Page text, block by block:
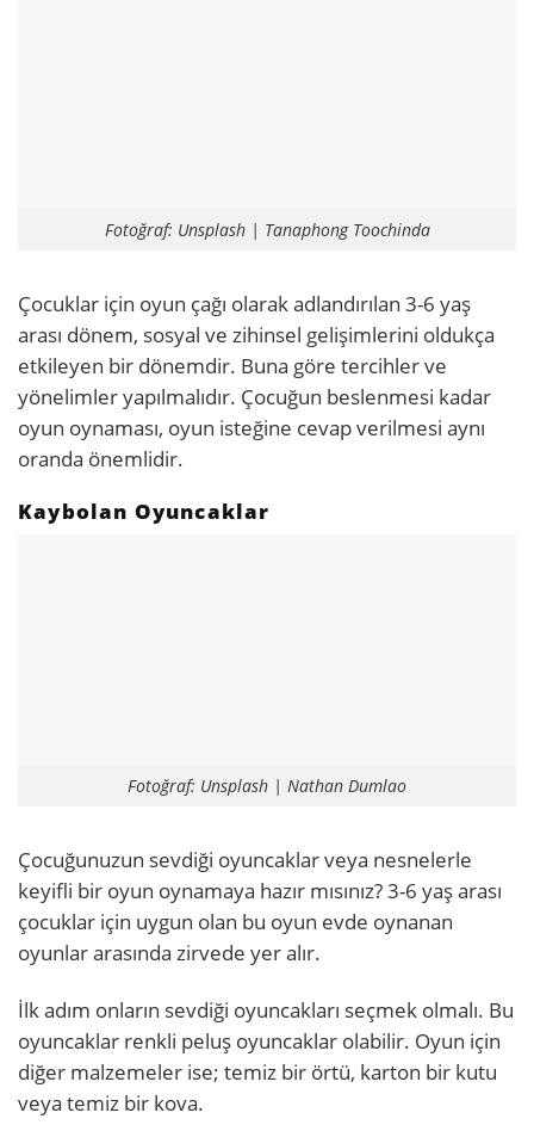
Fotoğraf: Unsplash | Tanaphong Toochinda
Çocuklar için oyun çağı olarak adlandırılan 3-6 yaş
arası dönem, sosyal ve zihinsel gelişimlerini oldukça
etkileyen bir dönemdir. Buna göre tercihler ve
yönelimler yapılmalıdır. Çocuğun beslenmesi kadar
oyun oynaması, oyun isteğine cevap verilmesi aynı
oranda önemlidir.
Kaybolan Oyuncaklar
Fotoğraf: Unsplash | Nathan Dumlao
Çocuğunuzun sevdiği oyuncaklar veya nesnelerle
keyifli bir oyun oynamaya hazır mısınız? 3-6 yaş arası
çocuklar için uygun olan bu oyun evde oynanan
oyunlar arasında zirvede yer alır.
İlk adım onların sevdiği oyuncakları seçmek olmalı. Bu
oyuncaklar renkli peluş oyuncaklar olabilir. Oyun için
diğer malzemeler ise; temiz bir örtü, karton bir kutu
veya temiz bir kova.